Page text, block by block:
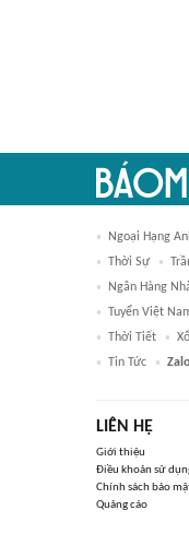
Ngoại Hạng
Thời Sự
Ngân Hàng
Tuyển Việt
Thời Tiết
Tin Tức
LIÊN HỆ
Giới thiệu
Điều khoản sử
Chính sách bảo
Quảng cáo